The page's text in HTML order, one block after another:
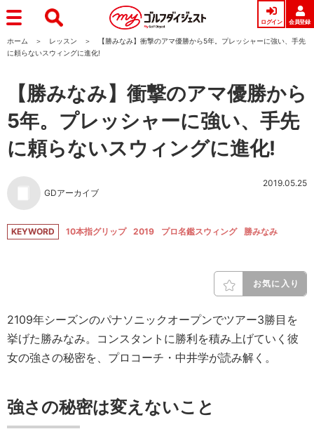
ログイン 会員登録
ホーム レッスン
【勝みなみ】衝撃のアマ優勝から5年。プレッシャーに強い、手先
に頼らないスウィングに進化!
【勝みなみ】衝撃のアマ優勝から
5年。プレッシャーに強い、手先
に頼らないスウィングに進化!
GDアーカイブ
2019.05.25
KEYWORD 10本指グリップ 2019 プロ名鑑スウィング 勝みなみ
お気に入り
2109年シーズンのパナソニックオープンでツアー3勝目を
挙げた勝みなみ。コンスタントに勝利を積み上げていく彼
女の強さの秘密を、プロコーチ・中井学が読み解く。
強さの秘密は変えないこと